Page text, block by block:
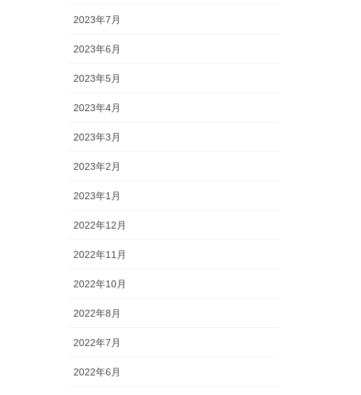
2023年7月
2023年6月
2023年5月
2023年4月
2023年3月
2023年2月
2023年1月
2022年12月
2022年11月
2022年10月
2022年8月
2022年7月
2022年6月